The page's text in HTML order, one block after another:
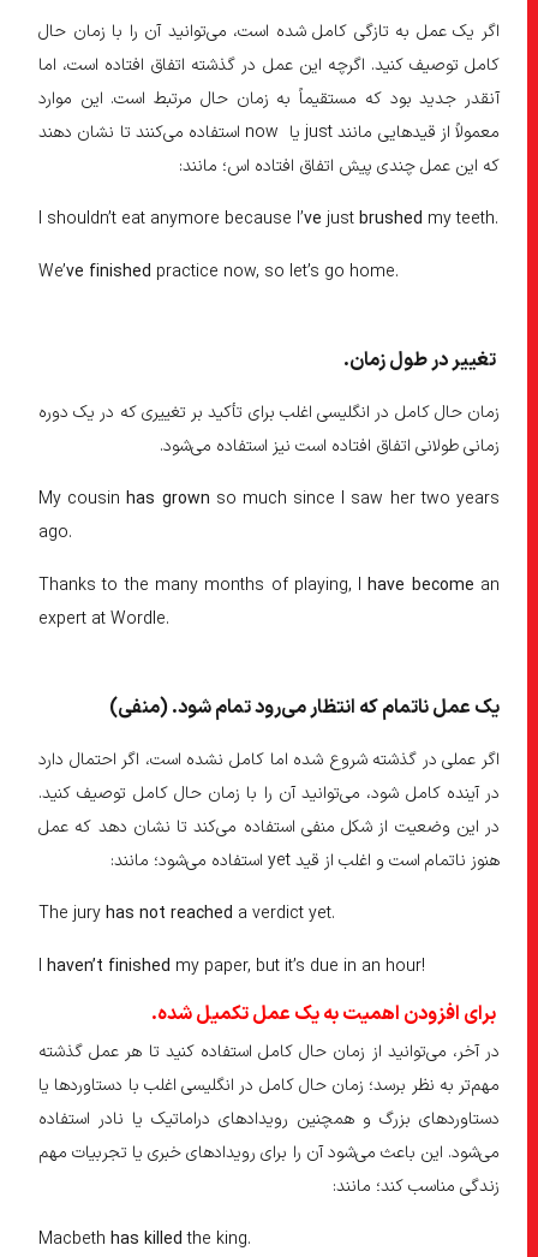
اگر یک عمل به تازگی کامل شده است، می‌توانید آن را با زمان حال
کامل توصیف کنید. اگرچه این عمل در گذشته اتفاق افتاده است، اما
آنقدر جدید بود که مستقیماً به زمان حال مرتبط است. این موارد
معمولاً از قیدهایی مانند just یا now استفاده می‌کنند تا نشان دهند
که این عمل چندی پیش اتفاق افتاده اس؛ مانند:
I shouldn’t eat anymore because I’vejustbrushedmy teeth.
We’ve finishedpractice now, so let’s go home.
تغییر در طول زمان.
زمان حال کامل در انگلیسی اغلب برای تأکید بر تغییری که در یک دوره
زمانی طولانی اتفاق افتاده است نیز استفاده می‌شود.
My cousinhas grownso much since I saw her two years
ago.
Thanks to the many months of playing, Ihave becomean
expert at Wordle.
یک عمل ناتمام که انتظار می‌رود تمام شود. (منفی)
اگر عملی در گذشته شروع شده اما کامل نشده است، اگر احتمال دارد
در آینده کامل شود، می‌توانید آن را با زمان حال کامل توصیف کنید.
در این وضعیت از شکل منفی استفاده می‌کند تا نشان دهد که عمل
هنوز ناتمام است و اغلب از قید yet استفاده می‌شود؛ مانند:
The juryhas not reacheda verdict yet.
Ihaven’t finishedmy paper, but it’s due in an hour!
برای افزودن اهمیت به یک عمل تکمیل شده.
در آخر، می‌توانید از زمان حال کامل استفاده کنید تا هر عمل گذشته
مهم‌تر به نظر برسد؛ زمان حال کامل در انگلیسی اغلب با دستاوردها یا
دستاوردهای بزرگ و همچنین رویدادهای دراماتیک یا نادر استفاده
می‎‌شود. این باعث می‌شود آن را برای رویدادهای خبری یا تجربیات مهم
زندگی مناسب کند؛ مانند:
Macbethhas killedthe king.